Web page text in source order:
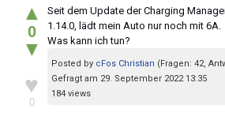
▲
0
▼
♥
0
Seit dem Update der Charging
1.14.0, lädt mein Auto nur noch mit 6A.
Was kann ich tun?
Posted by cFos Christian (Fragen: 42,
Gefragt am 29. September 2022 13:35
184 views